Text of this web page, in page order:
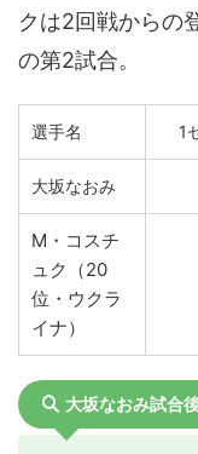
クは2回戦からの
の第2試合。
選手名 1
大坂なおみ
M・コスチ
ュク（20
位・ウクラ
イナ）
大坂なおみ試合